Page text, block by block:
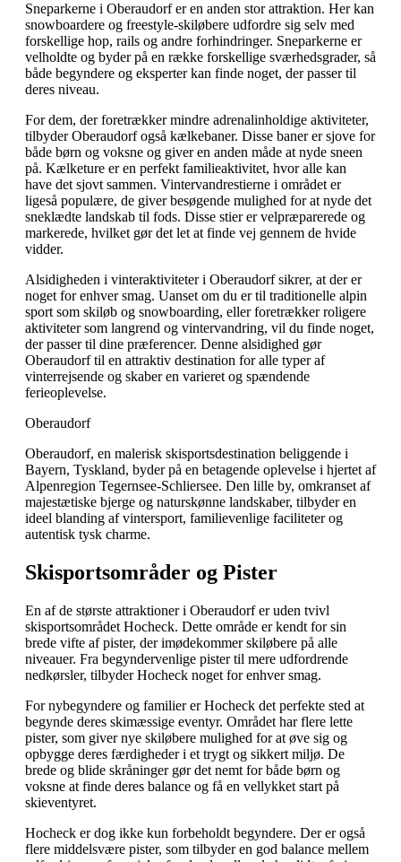
Sneparkerne i Oberaudorf er en anden stor attraktion. Her kan
snowboardere og freestyle-skiløbere udfordre sig selv med
forskellige hop, rails og andre forhindringer. Sneparkerne er
velholdte og byder på en række forskellige sværhedsgrader, så
både begyndere og eksperter kan finde noget, der passer til
deres niveau.
For dem, der foretrækker mindre adrenalinholdige aktiviteter,
tilbyder Oberaudorf også kælkebaner. Disse baner er sjove for
både børn og voksne og giver en anden måde at nyde sneen
på. Kælketure er en perfekt familieaktivitet, hvor alle kan
have det sjovt sammen. Vintervandrestierne i området er
ligeså populære, de giver besøgende mulighed for at nyde det
sneklædte landskab til fods. Disse stier er velpræparerede og
markerede, hvilket gør det let at finde vej gennem de hvide
vidder.
Alsidigheden i vinteraktiviteter i Oberaudorf sikrer, at der er
noget for enhver smag. Uanset om du er til traditionelle alpin
sport som skiløb og snowboarding, eller foretrækker roligere
aktiviteter som langrend og vintervandring, vil du finde noget,
der passer til dine præferencer. Denne alsidighed gør
Oberaudorf til en attraktiv destination for alle typer af
vinterrejsende og skaber en varieret og spændende
ferieoplevelse.
Oberaudorf
Oberaudorf, en malerisk skisportsdestination beliggende i
Bayern, Tyskland, byder på en betagende oplevelse i hjertet af
Alpenregion Tegernsee-Schliersee. Den lille by, omkranset af
majestætiske bjerge og naturskønne landskaber, tilbyder en
ideel blanding af vintersport, familievenlige faciliteter og
autentisk tysk charme.
Skisportsområder og Pister
En af de største attraktioner i Oberaudorf er uden tvivl
skisportsområdet Hocheck. Dette område er kendt for sin
brede vifte af pister, der imødekommer skiløbere på alle
niveauer. Fra begyndervenlige pister til mere udfordrende
nedkørsler, tilbyder Hocheck noget for enhver smag.
For nybegyndere og familier er Hocheck det perfekte sted at
begynde deres skimæssige eventyr. Området har flere lette
pister, som giver nye skiløbere mulighed for at øve sig og
opbygge deres færdigheder i et trygt og sikkert miljø. De
brede og blide skråninger gør det nemt for både børn og
voksne at finde deres balance og få en vellykket start på
skieventyret.
Hocheck er dog ikke kun forbeholdt begyndere. Der er også
flere middelsvære pister, som tilbyder en god balance mellem